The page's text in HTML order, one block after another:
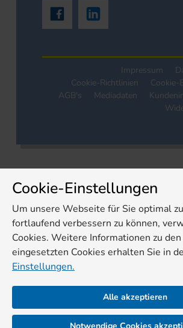
Impressum
Cookie-Richtlinien
Cookie-
AGB's
Mediadaten
Cookie-Einstellungen
Um unsere Webseite für Sie optimal
fortlaufend verbessern zu können,
Cookies. Weitere Informationen zu
eingesetzten Cookies erhalten Sie in
Einstellungen.
Alle akzeptieren